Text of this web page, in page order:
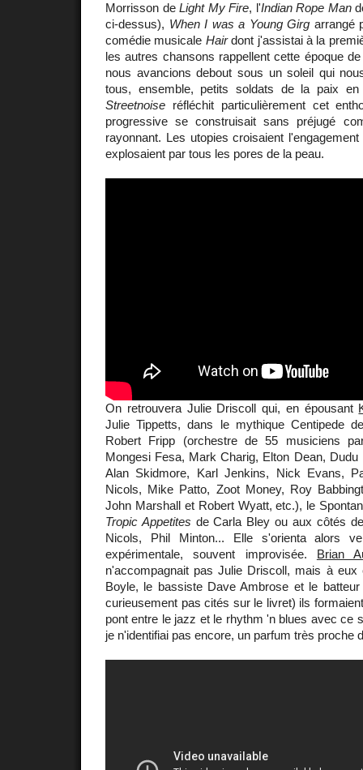
Morrisson deLight My Fire, l'Indian Rope Man
ci-dessus), When I was a Young Girg arrangé
comédie musicale Hairdont j'assistai à la
les autres chansons rappellent cette époque
nous avancions debout sous un soleil qui
tous, ensemble, petits soldats de la paix
Streetnoise réfléchit particulièrement cet
progressive se construisait sans préjugé
rayonnant. Les utopies croisaient
explosaient par tous les pores de la peau.
On retrouvera Julie Driscoll qui, en épousant
Julie Tippetts, dans le mythique Centipede
Robert Fripp (orchestre de 55 musiciens
Mongesi Fesa, Mark Charig, Elton Dean,
Alan Skidmore, Karl Jenkins, Nick Evans,
Nicols, Mike Patto, Zoot Money, Roy
John Marshall et Robert Wyatt, etc.), le
Tropic Appetites de Carla Bley ou aux côtés
Nicols, Phil Minton... Elle s'orienta alors
expérimentale, souvent improvisée. Brian
n'accompagnait pas Julie Driscoll, mais à eux
Boyle, le bassiste Dave Ambrose et le
curieusement pas cités sur le livret) ils
pont entre le jazz et le rhythm 'n blues avec ce
je n'identifiai pas encore, un parfum très proche